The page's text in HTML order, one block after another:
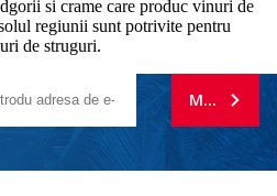
si crame care produc vinuri de
regiunii sunt potrivite pentru
de struguri.
MA